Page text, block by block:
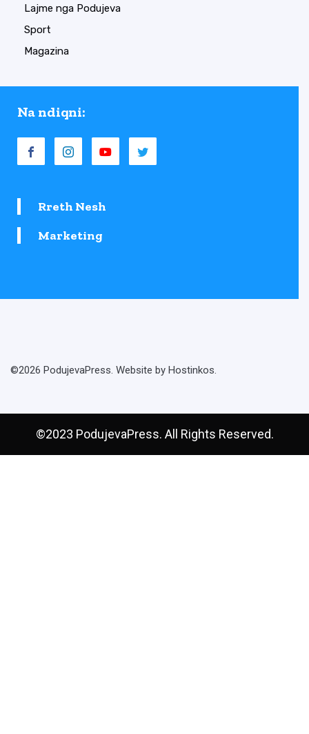
Lajme nga Podujeva
Sport
Magazina
Na ndiqni:
Rreth Nesh
Marketing
©2026 PodujevaPress. Website by Hostinkos.
©2023 PodujevaPress. All Rights Reserved.